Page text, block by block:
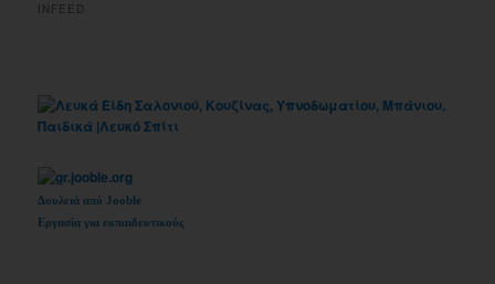
INFEED
Δουλειά από Jooble
Εργασία για εκπαιδευτικούς